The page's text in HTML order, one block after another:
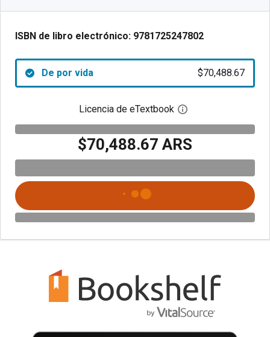
ISBN de libro electrónico: 9781725247802
De por vida $70,488.67
Licencia de eTextbook Abre el cuadro de
$70,488.67 ARS